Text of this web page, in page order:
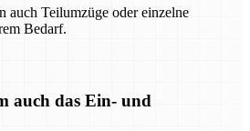
auch Teilumzüge oder einzelne
Bedarf.
auch das Ein- und